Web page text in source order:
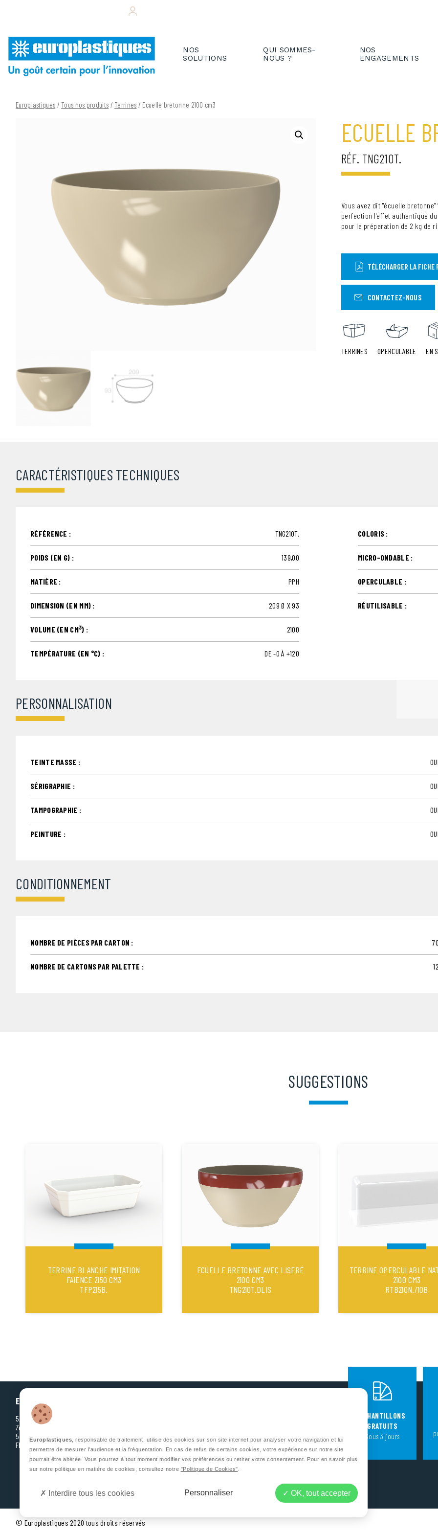
NOS
SOLUTIONS
QUI SOMMES-
NOUS ?
NOS
ENGAGEMENTS
Europlastiques / Tous nos produits / Terrines / Ecuelle bretonne 2100 cm3
ECUELLE
RÉF. TNG210T.
Vous avez dit "écuelle
perfection l'effet authentique
pour la préparation de 2 kg de
TÉLÉCHARGER LA FICHE
CONTACTEZ-NOUS
TERRINES OPERCULABLE EN
CARACTÉRISTIQUES TECHNIQUES
RÉFÉRENCE : TNG210T.
POIDS (EN G) : 139,00
MATIÈRE : PPH
DIMENSION (EN MM) : 209 Ø X 93
VOLUME (EN CM3) : 2100
TEMPÉRATURE (EN °C) : DE -0 À +120
COLORIS :
MICRO-ONDABLE :
OPERCULABLE :
RÉUTILISABLE :
PERSONNALISATION
TEINTE MASSE :
SÉRIGRAPHIE :
TAMPOGRAPHIE :
PEINTURE :
CONDITIONNEMENT
NOMBRE DE PIÈCES PAR CARTON :
NOMBRE DE CARTONS PAR PALETTE :
SUGGESTIONS
TERRINE BLANCHE IMITATION
FAIENCE 2150 CM3
TFP215B.
ECUELLE BRETONNE AVEC LISERÉ
2100 CM3
TNG210T.DLIS
TERRINE OPERCULABLE
2100 CM3
RTB210N./10B
EUROPLASTIQUES
5, Rue Jean Dausset
Zone d’Activité des Grands Prés
53810 CHANGÉ
FRANCE
CONTACTEZ-NOUS
ÉCHANTILLONS
GRATUITS
Sous 3 jours
© Europlastiques 2020 tous droits réservés
Europlastiques , responsable de traitement, utilise des cookies sur son site internet pour analyser votre navigation et lui
permettre de mesurer l'audience et la fréquentation. En cas de refus de certains cookies, votre expérience sur notre site
pourrait être altérée. Vous pourrez à tout moment modifier vos préférences ou retirer votre consentement. Pour en savoir plus
sur notre politique en matière de cookies, consultez notre "Politique de Cookies"
OK, tout accepter
Personnaliser
Interdire tous les cookies